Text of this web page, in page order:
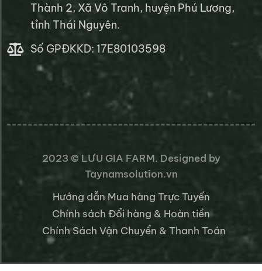
Thành 2, Xã Vô Tranh, huyện Phú Lương,
tỉnh Thái Nguyên.
Số GPĐKKD: 17E80103598
2023 © LƯU GIA FARM. Designed by
Taynamsolution.vn
Hướng dẫn Mua hàng Trực Tuyến
Chính sách Đổi hàng & Hoàn tiền
Chính Sách Vận Chuyển & Thanh Toán